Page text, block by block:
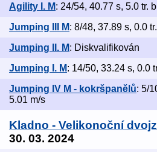
Agility I. M: 24/54, 40.77 s, 5.0 tr.
Jumping III M: 8/48, 37.89 s, 0.0
Jumping II. M: Diskvalifikován
Jumping I. M: 14/50, 33.24 s, 0.0
Jumping IV M - kokršpanělů: 5/
5.01 m/s
Kladno - Velikonoční
30. 03. 2024